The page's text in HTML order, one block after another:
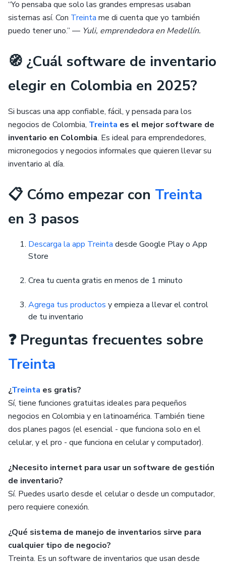
“Yo pensaba que solo las grandes empresas usaban
sistemas así. Con Treinta me di cuenta que yo también
puedo tener uno.” — Yuli, emprendedora en Medellín.
🧭 ¿Cuál software de inventario
elegir en Colombia en 2025?
Si buscas una app confiable, fácil, y pensada para los
negocios de Colombia, Treinta es el mejor software de
inventario en Colombia. Es ideal para emprendedores,
micronegocios y negocios informales que quieren llevar su
inventario al día.
📋 Cómo empezar con Treinta
en 3 pasos
Descarga la app Treinta desde Google Play o App
Store
Crea tu cuenta gratis en menos de 1 minuto
Agrega tus productos y empieza a llevar el control
de tu inventario
❓ Preguntas frecuentes sobre
Treinta
¿Treinta es gratis?
Sí, tiene funciones gratuitas ideales para pequeños
negocios en Colombia y en latinoamérica. También tiene
dos planes pagos (el esencial - que funciona solo en el
celular, y el pro - que funciona en celular y computador).
¿Necesito internet para usar un software de gestión
de inventario?
Sí. Puedes usarlo desde el celular o desde un computador,
pero requiere conexión.
¿Qué sistema de manejo de inventarios sirve para
cualquier tipo de negocio?
Treinta. Es un software de inventarios que usan desde